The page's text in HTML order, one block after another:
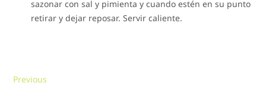
sazonar con sal y pimienta y cuando estén en su punto
retirar y dejar reposar. Servir caliente.
Navegación
Previous